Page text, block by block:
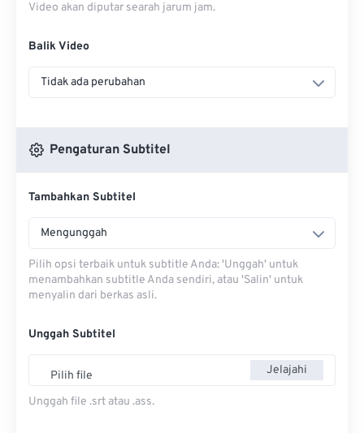
Video akan diputar searah jarum jam.
Balik Video
Tidak ada perubahan
Pengaturan Subtitel
Tambahkan Subtitel
Mengunggah
Pilih opsi terbaik untuk subtitle Anda: 'Unggah' untuk
menambahkan subtitle Anda sendiri, atau 'Salin' untuk
menyalin dari berkas asli.
Unggah Subtitel
Pilih file Jelajahi
Unggah file .srt atau .ass.